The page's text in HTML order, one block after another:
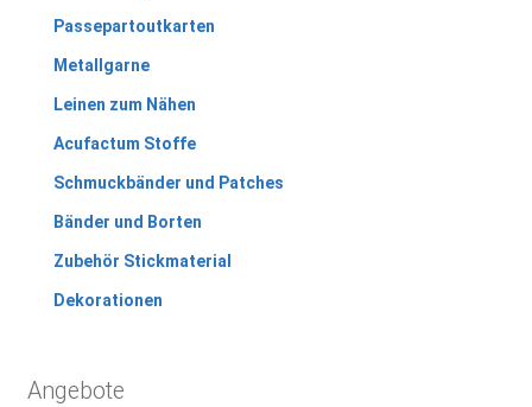
Passepartoutkarten
Metallgarne
Leinen zum Nähen
Acufactum Stoffe
Schmuckbänder und Patches
Bänder und Borten
Zubehör Stickmaterial
Dekorationen
Angebote